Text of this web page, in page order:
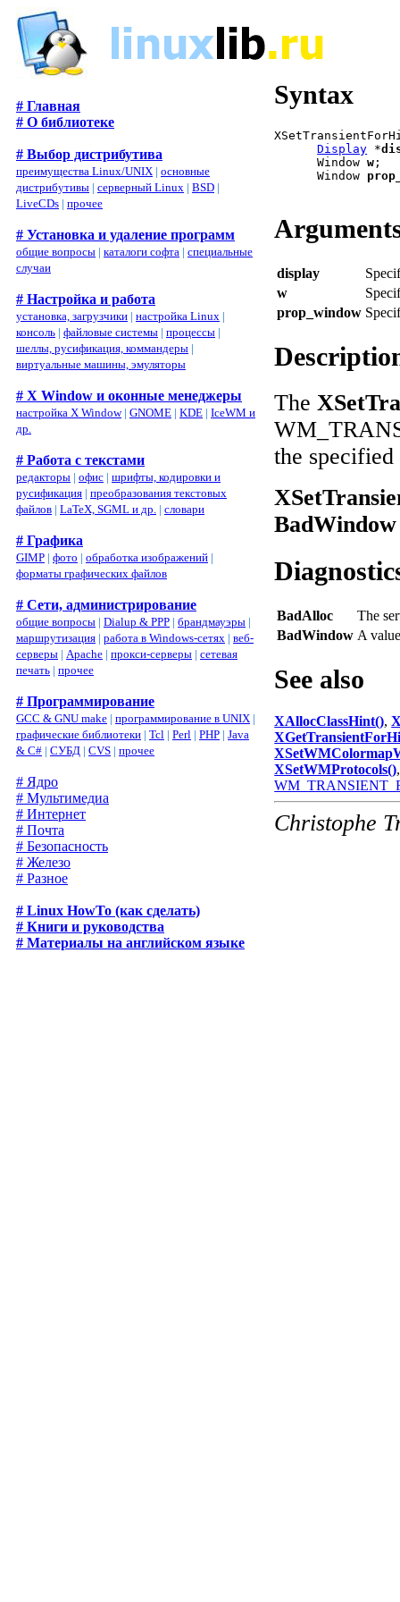
# Главная
# О библиотеке
# Выбор дистрибутива
преимущества Linux/UNIX | основные
дистрибутивы | серверный Linux | BSD |
LiveCDs | прочее
# Установка и удаление программ
общие вопросы | каталоги софта | специальные
случаи
# Настройка и работа
установка, загрузчики | настройка Linux |
консоль | файловые системы | процессы |
шеллы, русификация, коммандеры |
виртуальные машины, эмуляторы
# X Window и оконные менеджеры
настройка X Window| GNOME | KDE | IceWM и
др.
# Работа с текстами
редакторы | офис | шрифты, кодировки и
русификация | преобразования текстовых
файлов | LaTeX, SGML и др. | словари
# Графика
GIMP | фото | обработка изображений |
форматы графических файлов
# Сети, администрирование
общие вопросы | Dialup & PPP | брандмауэры |
маршрутизация | работа в Windows-сетях | веб-
серверы | Apache | прокси-серверы | сетевая
печать | прочее
# Программирование
GCC & GNU make | программирование в UNIX |
графические библиотеки | Tcl | Perl | PHP | Java
& C# | СУБД | CVS | прочее
# Ядро
# Мультимедиа
# Интернет
# Почта
# Безопасность
# Железо
# Разное
# Linux HowTo (как сделать)
# Книги и руководства
# Материалы на английском языке
Syntax
Display *
      Window
w ;
      Window
display
w
prop_window
The
the
BadWindow
BadAlloc
The
BadWindow A
See also
XAllocClassHint(),
XSetWMProtocols()
Christophe